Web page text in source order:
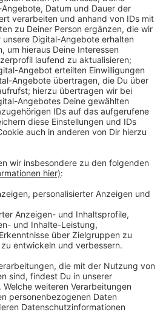
eurem Smartphone (wenn es
ist).
sollten wir in euren WhatsApp-
eine Nachricht schicken.
dafür, dass wir sie nur in
zu denen wir die Redaktion dafür
bis freitags von 5.30 Uhr bis 18.30
können. Wir sind über
Anruf zu erreichen.
über Kommentare zu unserer
Fotos, Videos und
Bitte habt dafür Verständnis, dass
eingehen können.
Nachrichten schicken?
grundsätzlich in zwei